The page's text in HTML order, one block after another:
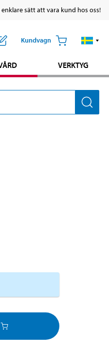
sätt att vara kund hos oss!
Kundvagn
VERKTYG